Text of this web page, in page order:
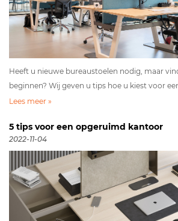
Heeft u nieuwe bureaustoelen nodig, maar
beginnen? Wij geven u tips hoe u kiest voor
Lees meer »
5 tips voor een opgeruimd kantoor
2022-11-04